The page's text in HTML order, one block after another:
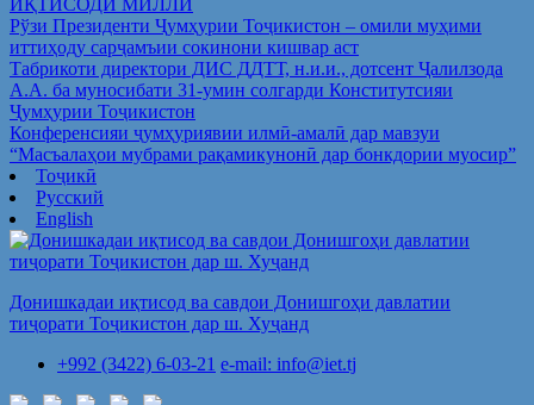
ИҚТИСОДИ МИЛЛӢ
Рўзи Президенти Ҷумҳурии Тоҷикистон – омили муҳими
иттиҳоду сарҷамъии сокинони кишвар аст
Табрикоти директори ДИС ДДТТ, н.и.и., дотсент Ҷалилзода
А.А. ба муносибати 31-умин солгарди Конститутсияи
Ҷумҳурии Тоҷикистон
Конференсияи ҷумҳуриявии илмӣ-амалӣ дар мавзуи
“Масъалаҳои мубрами рақамикунонӣ дар бонкдории муосир”
Тоҷикӣ
Русский
English
Донишкадаи иқтисод ва савдои Донишгоҳи давлатии
тиҷорати Тоҷикистон дар ш. Хуҷанд
+992 (3422) 6-03-21 e-mail: info@iet.tj